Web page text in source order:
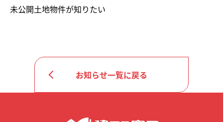
未公開土地物件が知りたい
お知らせ一覧に戻る